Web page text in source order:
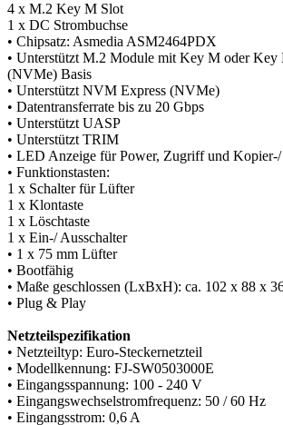
4 x M.2 Key M Slot
1 x DC Strombuchse
• Chipsatz: Asmedia ASM2464PDX
• Unterstützt M.2 Module mit Key M oder
(NVMe) Basis
• Unterstützt NVM Express (NVMe)
• Datentransferrate bis zu 20 Gbps
• Unterstützt UASP
• Unterstützt TRIM
• LED Anzeige für Power, Zugriff und Kopier-/
• Funktionstasten:
1 x Schalter für Lüfter
1 x Klontaste
1 x Löschtaste
1 x Ein-/ Ausschalter
• 1 x 75 mm Lüfter
• Bootfähig
• Maße geschlossen (LxBxH): ca. 102 x 88 x
• Plug & Play
Netzteilspezifikation
• Netzteiltyp: Euro-Steckernetzteil
• Modellkennung: FJ-SW0503000E
• Eingangsspannung: 100 - 240 V
• Eingangswechselstromfrequenz: 50 / 60 Hz
• Eingangsstrom: 0,6 A